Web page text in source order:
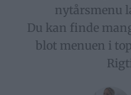
nytårsmenu
Du kan finde
blot menuen i